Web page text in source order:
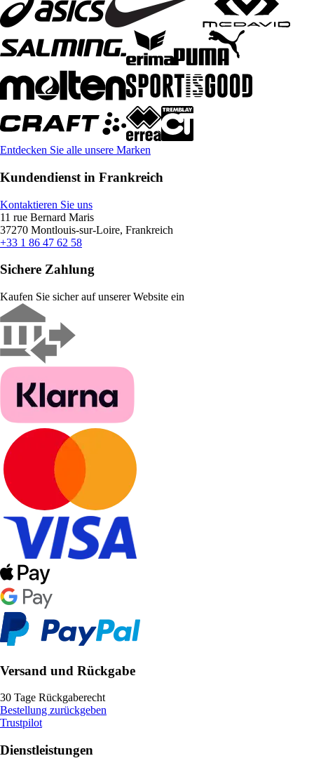
Entdecken Sie alle unsere Marken
Kundendienst in Frankreich
Kontaktieren Sie uns
11 rue Bernard Maris
37270 Montlouis-sur-Loire, Frankreich
+33 1 86 47 62 58
Sichere Zahlung
Kaufen Sie sicher auf unserer Website ein
Versand und Rückgabe
30 Tage Rückgaberecht
Bestellung zurückgeben
Trustpilot
Dienstleistungen